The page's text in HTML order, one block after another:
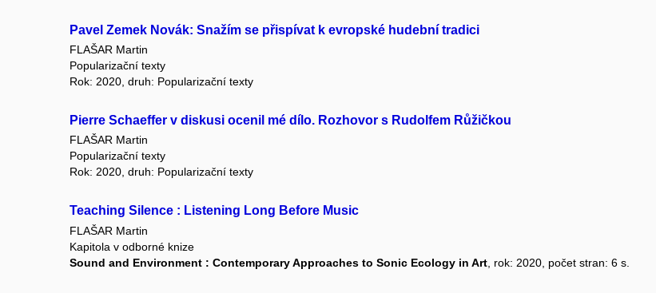
Pavel Zemek Novák: Snažím se přispívat k evropské hudební tradici
FLAŠAR Martin
Popularizační texty
Rok: 2020, druh: Popularizační texty
Pierre Schaeffer v diskusi ocenil mé dílo. Rozhovor s Rudolfem Růžičkou
FLAŠAR Martin
Popularizační texty
Rok: 2020, druh: Popularizační texty
Teaching Silence : Listening Long Before Music
FLAŠAR Martin
Kapitola v odborné knize
Sound and Environment : Contemporary Approaches to Sonic Ecology in Art , rok: 2020, počet stran: 6 s.